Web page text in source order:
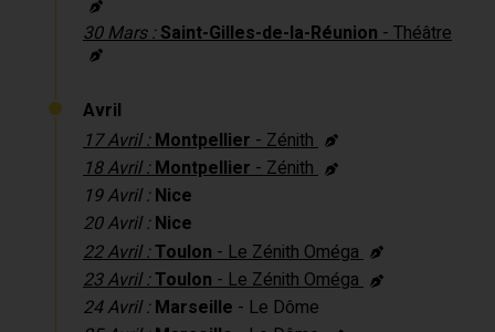
30 Mars :Saint-Gilles-de-la-Réunion- Théâtre
Avril
17 Avril : Montpellier - Zénith
18 Avril :Montpellier- Zénith
19 Avril : Nice
20 Avril : Nice
22 Avril :Toulon - Le Zénith Oméga
23 Avril :Toulon- Le Zénith Oméga
24 Avril : Marseille - Le Dôme